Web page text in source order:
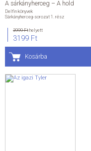
A sárkányherceg – A hold
Delfin könyvek
Sárkányherceg-sorozat 1. rész
3999 Fthelyett
3199 Ft
Kosárba